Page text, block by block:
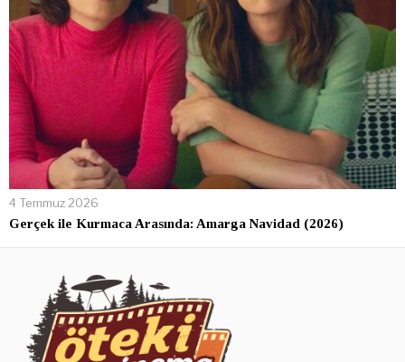
4 Temmuz 2026
Gerçek ile Kurmaca Arasında: Amarga Navidad (2026)